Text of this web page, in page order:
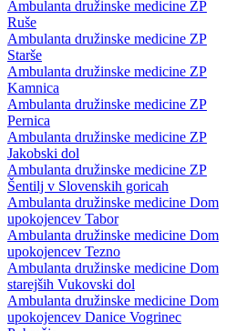
Ambulanta družinske medicine ZP
Ruše
Ambulanta družinske medicine ZP
Starše
Ambulanta družinske medicine ZP
Kamnica
Ambulanta družinske medicine ZP
Pernica
Ambulanta družinske medicine ZP
Jakobski dol
Ambulanta družinske medicine ZP
Šentilj v Slovenskih goricah
Ambulanta družinske medicine Dom
upokojencev Tabor
Ambulanta družinske medicine Dom
upokojencev Tezno
Ambulanta družinske medicine Dom
starejših Vukovski dol
Ambulanta družinske medicine Dom
upokojencev Danice Vogrinec